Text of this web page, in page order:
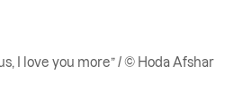
I love you more” / © Hoda Afshar